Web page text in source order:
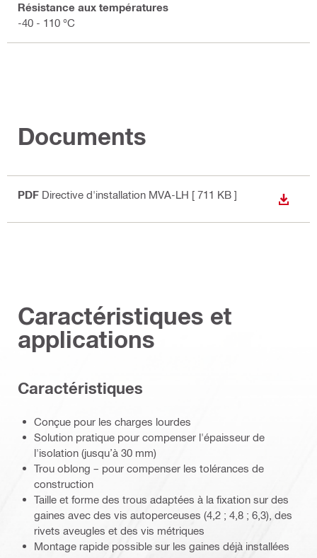
Résistance aux températures
-40 - 110 °C
Documents
PDF Directive d'installation MVA-LH [ 711 KB ]
Caractéristiques et
applications
Caractéristiques
Conçue pour les charges lourdes
Solution pratique pour compenser l'épaisseur de
l'isolation (jusqu’à 30 mm)
Trou oblong – pour compenser les tolérances de
construction
Taille et forme des trous adaptées à la fixation sur des
gaines avec des vis autoperceuses (4,2 ; 4,8 ; 6,3), des
rivets aveugles et des vis métriques
Montage rapide possible sur les gaines déjà installées